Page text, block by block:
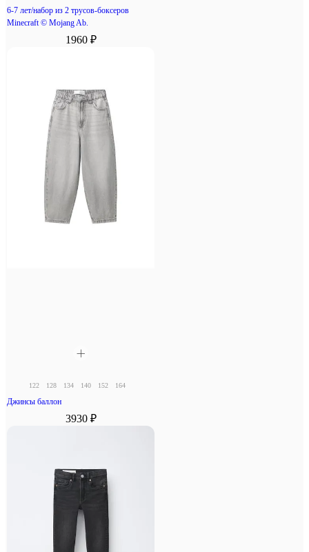
6-7 лет/набор из 2 трусов-боксеров
Minecraft © Mojang Ab.
1960 ₽
122 128 134 140 152 164
Джинсы баллон
3930 ₽